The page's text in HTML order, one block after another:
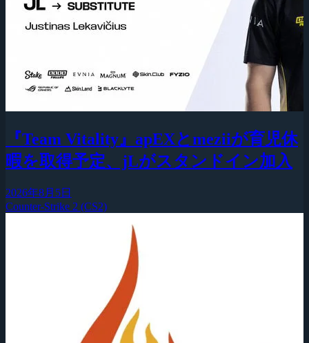
『Team Vitality』apEXとmeziiが育児休
暇を取得予定、jLがスタンドイン加入
2026年8月5日
Counter-Strike 2 (CS2)